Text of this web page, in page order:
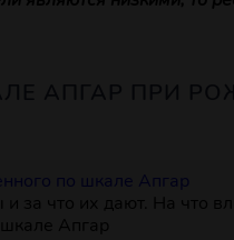
за что их дают. На что
Апгар